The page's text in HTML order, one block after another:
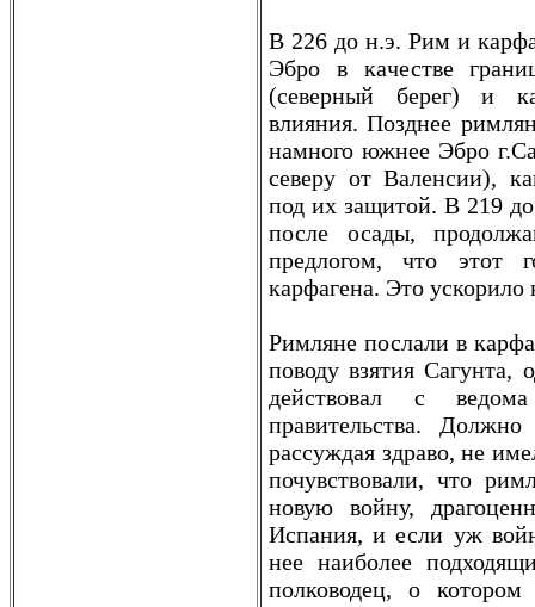
В 226 до н.э. Рим и
Эбро в кaчестве
(северный берег) и
влияния. Позднее
намного южнее Эбро
северу от Валенсии),
под их защитой. В 219
после осады,
предлогом, что этот
кaрфагена. Это
Римляне послали в
поводу взятия Сагунта,
действовал с
правительства.
рассуждая здраво, не
почувствовали, что
новую войну,
Испания, и если уж
нее наиболее
полководец, о